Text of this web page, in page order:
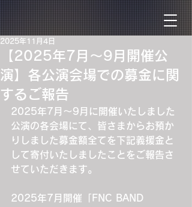
【2025年7月〜9月開催公
演】各公演会場での募金に関
するご報告
2025年11月4日
2025年7月〜9月に開催いたしました
公演の各会場にて、皆さまからお預か
りしました募金額全てを下記義援金と
して寄付いたしましたことをご報告さ
せていただきます。
2025年7月開催「FNC BAND